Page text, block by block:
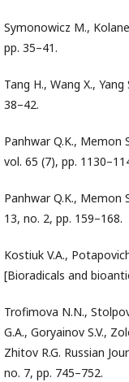
Symonowicz M.,
pp. 35–41.
Tang H., Wang X.,
38–42.
Panhwar Q.K., Memon
vol. 65 (7), pp.
Panhwar Q.K., Memon
13, no. 2, pp. 159–168.
Kostiuk V.A.,
[Bioradicals and
Trofimova N.N.,
G.A., Goryainov S.V.,
Zhitov R.G. Russian
no. 7, pp. 745–752.